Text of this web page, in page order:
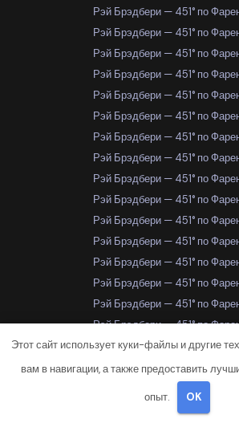
Рэй Брэдбери — 451° по
Рэй Брэдбери — 451° по
Рэй Брэдбери — 451° по
Рэй Брэдбери — 451° по
Рэй Брэдбери — 451° по
Рэй Брэдбери — 451° по
Рэй Брэдбери — 451° по
Рэй Брэдбери — 451° по
Рэй Брэдбери — 451° по
Рэй Брэдбери — 451° по
Рэй Брэдбери — 451° по
Рэй Брэдбери — 451° по
Рэй Брэдбери — 451° по
Рэй Брэдбери — 451° по
Рэй Брэдбери — 451° по
Рэй Брэдбери — 451° по
Рэй Брэдбери — 451° по
Рэй Брэдбери — 451° по
Рэй Брэдбери — 451° по
Рэй Брэдбери — 451° по
Этот сайт использует куки-файлы и другие
вам в навигации, а также предоставить
опыт. OK